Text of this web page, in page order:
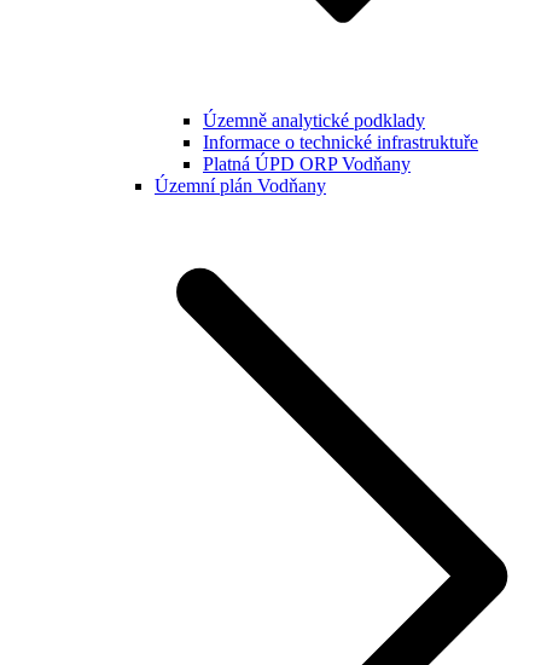
Územně analytické podklady
Informace o technické infrastruktuře
Platná ÚPD ORP Vodňany
Územní plán Vodňany